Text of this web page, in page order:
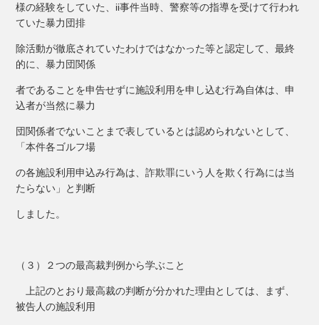
様の経験をしていた、ii事件当時、警察等の指導を受けて行われ
ていた暴力団排
除活動が徹底されていたわけではなかった等と認定して、最終
的に、暴力団関係
者であることを申告せずに施設利用を申し込む行為自体は、申
込者が当然に暴力
団関係者でないことまで表しているとは認められないとして、
「本件各ゴルフ場
の各施設利用申込み行為は、詐欺罪にいう人を欺く行為には当
たらない」と判断
しました。
（３）２つの最高裁判例から学ぶこと
上記のとおり最高裁の判断が分かれた理由としては、まず、
被告人の施設利用